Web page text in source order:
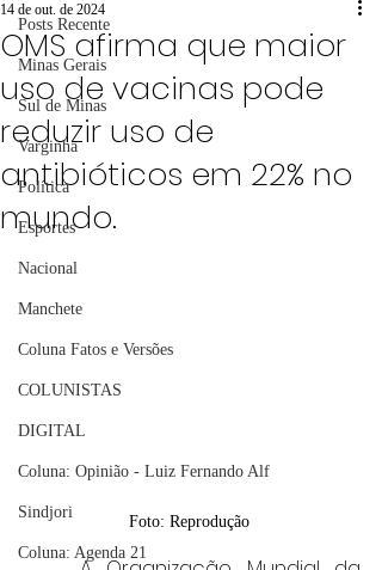
Posts Recente
Minas Gerais
Sul de Minas
Varginha
Política
Esportes
Nacional
Manchete
Coluna Fatos e Versões
COLUNISTAS
DIGITAL
Coluna: Opinião - Luiz Fernando Alf
Sindjori
Coluna: Agenda 21
OMS afirma que maior
uso de vacinas pode
reduzir uso de
antibióticos em 22% no
mundo.
14 de out. de 2024
Foto: Reprodução